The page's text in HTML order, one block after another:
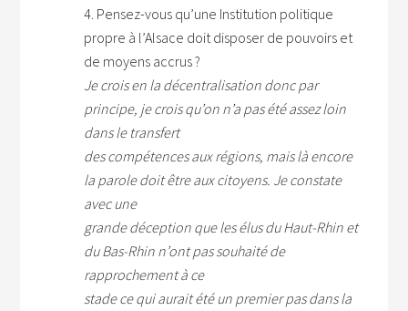
4. Pensez-vous qu’une Institution politique
propre à l’Alsace doit disposer de pouvoirs et
de moyens accrus ?
Je crois en la décentralisation donc par
principe, je crois qu’on n’a pas été assez loin
dans le transfert
des compétences aux régions, mais là encore
la parole doit être aux citoyens. Je constate
avec une
grande déception que les élus du Haut-Rhin et
du Bas-Rhin n’ont pas souhaité de
rapprochement à ce
stade ce qui aurait été un premier pas dans la